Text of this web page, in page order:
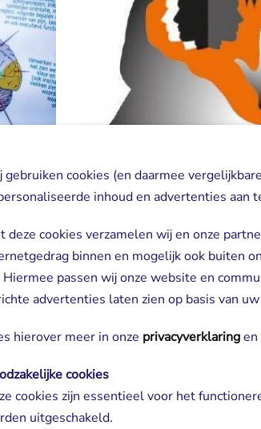
gebruiken cookies (en daarmee
inhoud en advertenties aan
deze cookies verzamelen wij en onze
binnen en mogelijk ook buiten
Hiermee passen wij onze website en
advertenties laten zien op basis van
hierover meer in onze privacyverklaringen
cookies
cookies zijn essentieel voor het
uitgeschakeld.
07 september 2026
Zorg of
045 - 800 0580